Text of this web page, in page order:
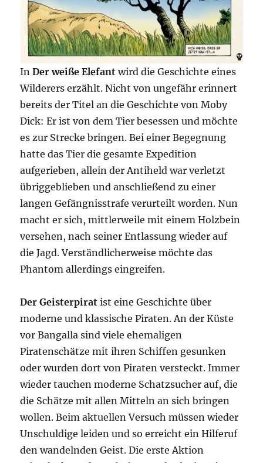
InDer weiße Elefant wird die Geschichte eines
Wilderers erzählt. Nicht von ungefähr erinnert
bereits der Titel an die Geschichte von Moby
Dick: Er ist von dem Tier besessen und möchte
es zur Strecke bringen. Bei einer Begegnung
hatte das Tier die gesamte Expedition
aufgerieben, allein der Antiheld war verletzt
übriggeblieben und anschließend zu einer
langen Gefängnisstrafe verurteilt worden. Nun
macht er sich, mittlerweile mit einem Holzbein
versehen, nach seiner Entlassung wieder auf
die Jagd. Verständlicherweise möchte das
Phantom allerdings eingreifen.
Der Geisterpirat ist eine Geschichte über
moderne und klassische Piraten. An der Küste
vor Bangalla sind viele ehemaligen
Piratenschätze mit ihren Schiffen gesunken
oder wurden dort von Piraten versteckt. Immer
wieder tauchen moderne Schatzsucher auf, die
die Schätze mit allen Mitteln an sich bringen
wollen. Beim aktuellen Versuch müssen wieder
Unschuldige leiden und so erreicht ein Hilferuf
den wandelnden Geist. Die erste Aktion